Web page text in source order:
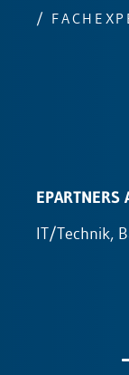
/
EPARTNERS
IT/Technik,